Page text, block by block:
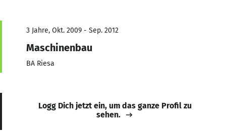
3 Jahre, Okt. 2009 - Sep. 2012
Maschinenbau
BA Riesa
Logg Dich jetzt ein, um das ganze Profil zu
sehen.